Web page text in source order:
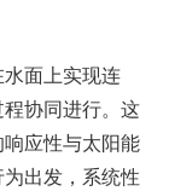
面上实现连
协同进行。这
应性与太阳能
出发，系统性